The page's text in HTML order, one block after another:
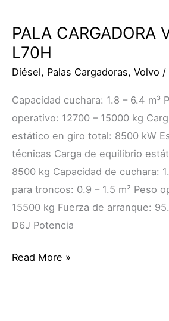
PALA CARGADORA
L70H
Diésel, Palas Cargadoras, Volvo /
Capacidad cuchara: 1.8 – 6.4 m³
operativo: 12700 – 15000 kg
estático en giro total: 8500 kW
técnicas Carga de equilibrio
8500 kg Capacidad de cuchara:
para troncos: 0.9 – 1.5 m² Peso
15500 kg Fuerza de arranque:
D6J Potencia
Read More »